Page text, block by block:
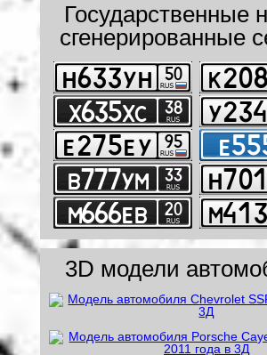
Государственные
сгенерированные
3D модели